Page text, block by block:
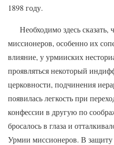
1898 году.
Необходимо здесь
миссионеров, особенно их
влияние, у урмииских
проявляться некоторый
церковности, подчинения
появилась легкость при
конфессии в другую по
бросалось в глаза и
Урмии миссионеров. В защиту